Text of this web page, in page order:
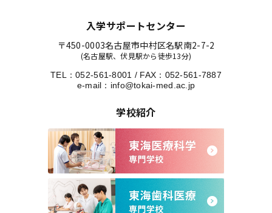
入学サポートセンター
〒450-0003名古屋市中村区名駅南2-7-2
(名古屋駅、伏見駅から徒歩13分)
TEL：052-561-8001 / FAX：052-561-7887
e-mail： info@tokai-med.ac.jp
学校紹介